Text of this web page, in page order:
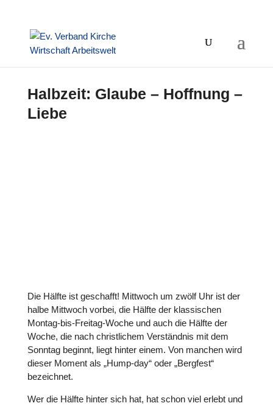
Halbzeit: Glaube – Hoffnung –
Liebe
Die Hälfte ist geschafft! Mittwoch um zwölf Uhr ist der
halbe Mittwoch vorbei, die Hälfte der klas­si­schen
Montag-bis-Freitag-Woche und auch die Hälfte der
Woche, die nach christ­li­chem Ver­ständ­nis mit dem
Sonntag beginnt, liegt hinter einem. Von manchen wird
dieser Moment als „Hump-day“ oder „Bergfest“
bezeich­net.
Wer die Hälfte hinter sich hat, hat schon viel erlebt und